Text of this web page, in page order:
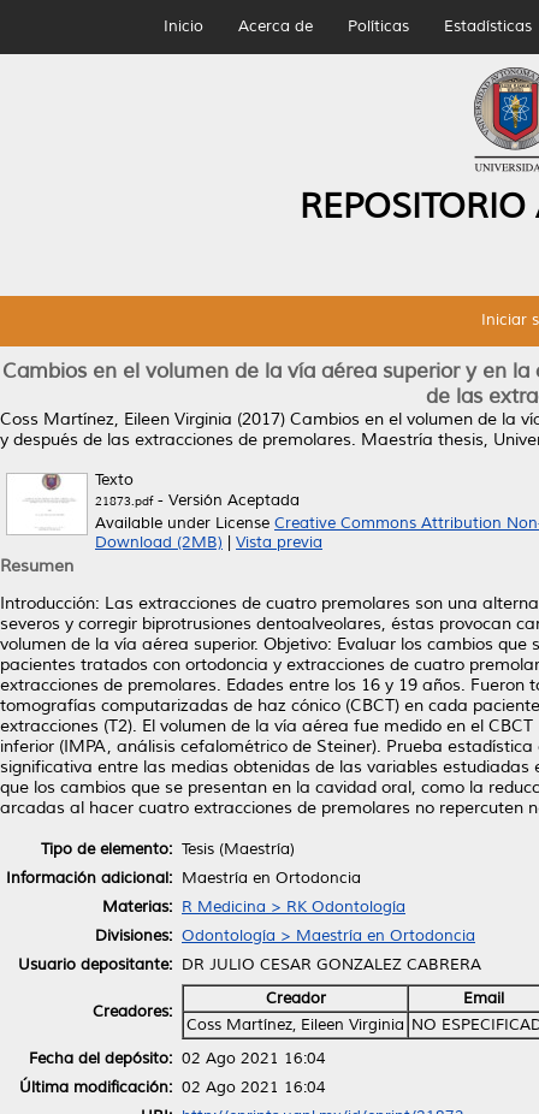
Inicio Acerca de Políticas Estadísticas
Iniciar
Cambios en el volumen de la vía aérea superior y en
de las
Coss Martínez, Eileen Virginia (2017) Cambios en el volumen de la
y después de las extracciones de premolares. Maestría thesis,
Texto
21873.pdf- Versión Aceptada
Available under License Creative Commons Attribution
Download (2MB)
Vista previa
Resumen
Introducción: Las extracciones de cuatro premolares son una
severos y corregir biprotrusiones dentoalveolares, éstas provocan
volumen de la vía aérea superior. Objetivo: Evaluar los cambios
pacientes tratados con ortodoncia y extracciones de cuatro
extracciones de premolares. Edades entre los 16 y 19 años.
tomografías computarizadas de haz cónico (CBCT) en cada
extracciones (T2). El volumen de la vía aérea fue medido en el
inferior (IMPA, análisis cefalométrico de Steiner). Prueba
significativa entre las medias obtenidas de las variables estudiadas
que los cambios que se presentan en la cavidad oral, como la
arcadas al hacer cuatro extracciones de premolares no repercuten
Tipo de elemento: Tesis (Maestría)
Información adicional: Maestría en Ortodoncia
Materias: R Medicina > RK Odontología
Divisiones: Odontología > Maestría en Ortodoncia
Usuario depositante: DR JULIO CESAR GONZALEZ CABRERA
Creadores:
Creador
Email
Coss Martínez, Eileen Virginia NO
Fecha del depósito: 02 Ago 2021 16:04
Última modificación: 02 Ago 2021 16:04